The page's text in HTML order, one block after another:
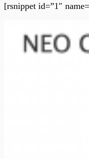
[rsnippet id=”1″